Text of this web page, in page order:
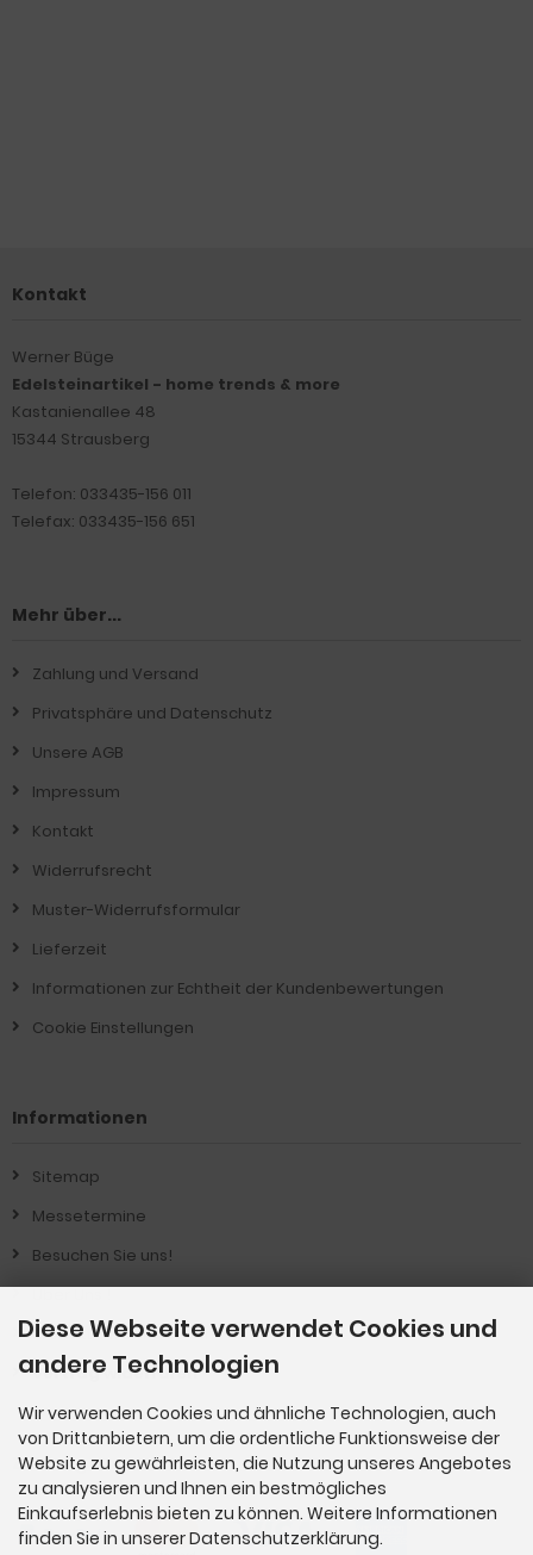
Kontakt
Werner Büge
Edelsteinartikel - home trends & more
Kastanienallee 48
15344 Strausberg
Telefon: 033435-156 011
Telefax: 033435-156 651
Mehr über...
Zahlung und Versand
Privatsphäre und Datenschutz
Unsere AGB
Impressum
Kontakt
Widerrufsrecht
Muster-Widerrufsformular
Lieferzeit
Informationen zur Echtheit der Kundenbewertungen
Cookie Einstellungen
Informationen
Sitemap
Messetermine
Besuchen Sie uns!
Über Uns !
Produkt-Informationen
Vertrag widerrufen
Zahlungsmethoden
Diese Webseite verwendet Cookies und
andere Technologien
Wir verwenden Cookies und ähnliche Technologien, auch
von Drittanbietern, um die ordentliche Funktionsweise der
Website zu gewährleisten, die Nutzung unseres Angebotes
zu analysieren und Ihnen ein bestmögliches
Einkaufserlebnis bieten zu können. Weitere Informationen
finden Sie in unserer Datenschutzerklärung.